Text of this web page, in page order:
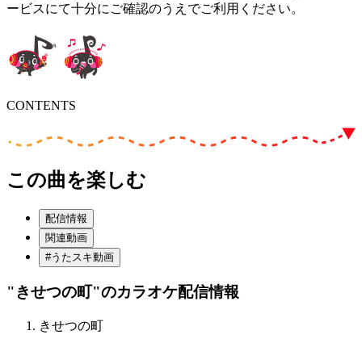
ービスにて十分にご確認のうえでご利用ください。
CONTENTS
この曲を楽しむ
配信情報
関連動画
#うたスキ動画
"きせつの町"のカラオケ配信情報
きせつの町